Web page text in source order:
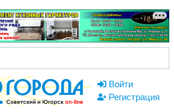
Войти
Регистрация